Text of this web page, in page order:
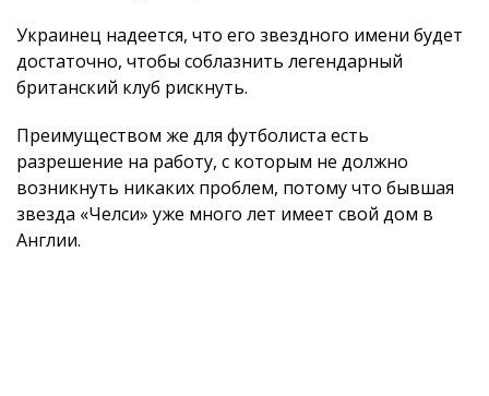
Украинец надеется, что его звездного имени будет
достаточно, чтобы соблазнить легендарный
британский клуб рискнуть.
Преимуществом же для футболиста есть
разрешение на работу, с которым не должно
возникнуть никаких проблем, потому что бывшая
звезда «Челси» уже много лет имеет свой дом в
Англии.